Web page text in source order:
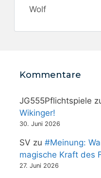
Wolf
Kommentare
JG555Pflichtspiele
Wikinger!
30. Juni 2026
SV zu #Meinung:
magische Kraft des
27. Juni 2026